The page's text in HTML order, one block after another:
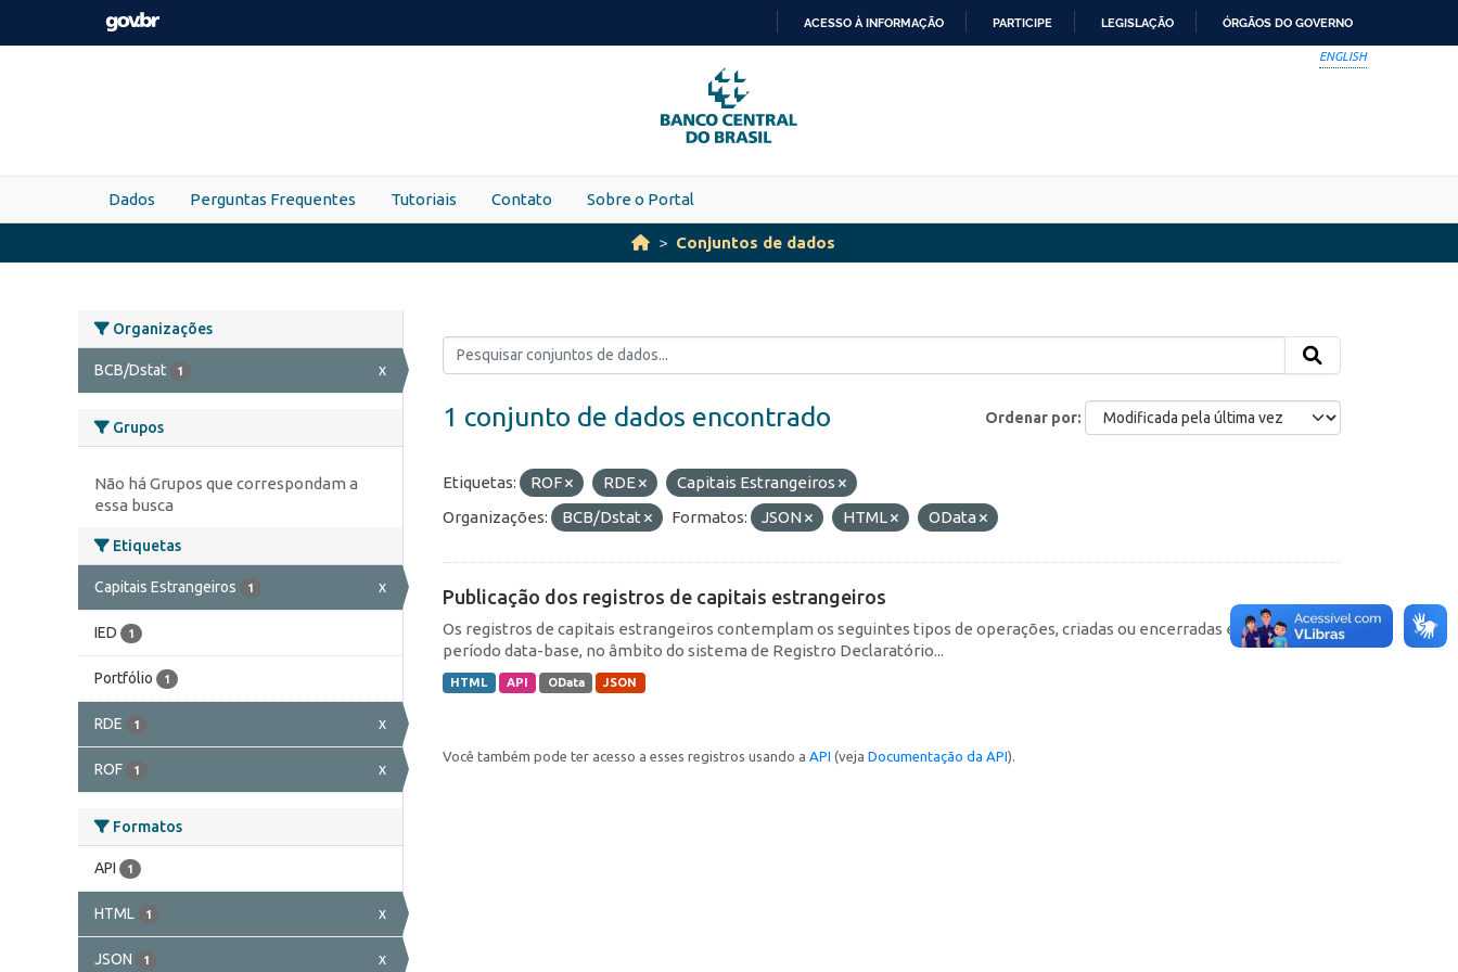
Skip to main content
PARA
O
CONTEÚDO
ACESSO À INFORMAÇÃO PARTICIPE LEGISLAÇÃO ÓRGÃOS DO GOVERNO
ENGLISH
Dados Perguntas Frequentes Tutoriais Contato Sobre o Portal
Conjuntos de dados
Organizações
BCB/Dstat 1 x
Grupos
Não há Grupos que correspondam a
essa busca
Etiquetas
Capitais Estrangeiros 1 x
IED 1
Portfólio 1
RDE 1 x
ROF 1 x
Formatos
API 1
HTML 1 x
JSON 1 x
Ordenar por
1 conjunto de dados encontrado
Etiquetas: ROF RDE
Capitais Estrangeiros
Organizações:
BCB/Dstat Formatos: JSON HTML OData
Publicação dos registros de capitais estrangeiros
Os registros de capitais estrangeiros contemplam os seguintes tipos de operações, criadas ou encerradas em cada
período data-base, no âmbito do sistema de Registro Declaratório...
HTML API OData JSON
Você também pode ter acesso a esses registros usando a API (veja Documentação da API).